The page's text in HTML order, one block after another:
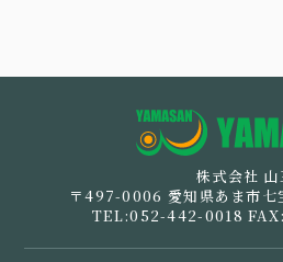
株式会社 山
〒497-0006 愛知県あま市七
TEL:052-442-0018
事業案内
安全への取組み
派遣ご登録をお考えのかたはこちら
製造事例・管理方法
各事業所の紹介